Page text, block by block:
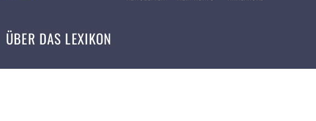
ÜBER DAS LEXIKON